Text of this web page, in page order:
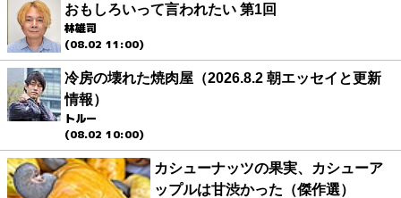
おもしろいって言われたい 第1回
林雄司
(08.02 11:00)
冷房の壊れた焼肉屋（2026.8.2 朝エッセイと更新
情報）
トルー
(08.02 10:00)
カシューナッツの果実、カシューア
ップルは甘渋かった（傑作選）